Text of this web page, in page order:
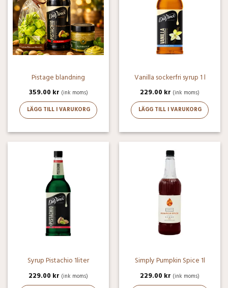
Pistage blandning
359.00 kr (ink moms)
LÄGG TILL I VARUKORG
Vanilla sockerfri syrup 1 l
229.00 kr (ink moms)
LÄGG TILL I VARUKORG
Syrup Pistachio 1liter
229.00 kr (ink moms)
Simply Pumpkin Spice 1l
229.00 kr (ink moms)